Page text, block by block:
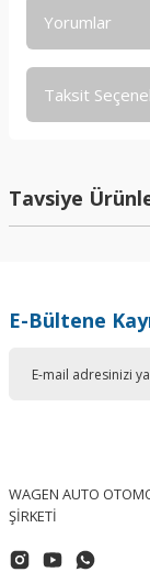
Yorumlar
Taksit
Tavsiye
E-Bültene
WAGEN AUTO
ŞİRKETİ